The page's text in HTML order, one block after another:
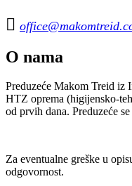

O nama
Preduzeće Makom Treid iz
HTZ oprema (higijensko-
od prvih dana. Preduzeće
Za eventualne greške u
odgovornost.